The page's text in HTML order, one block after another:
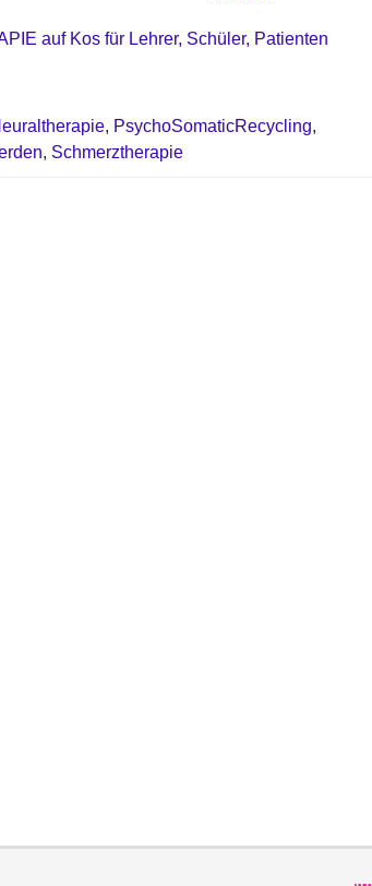
auf Kos für Lehrer, Schüler, Patienten
, PsychoSomaticRecycling,
, Schmerztherapie